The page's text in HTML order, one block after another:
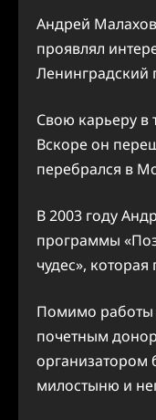
Андрей Малахов
проявлял
Ленинградский
Свою карьеру в
Вскоре он
перебрался в
В 2003 году
программы
чудес»,
Помимо работы
почетным
организатором
милостыню и